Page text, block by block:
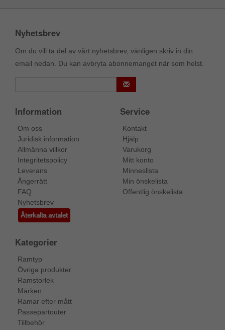
Nyhetsbrev
Om du vill ta del av vårt nyhetsbrev, vänligen skriv in din
email nedan. Du kan avbryta abonnemanget när som helst.
Information
Om oss
Juridisk information
Allmänna villkor
Integritetspolicy
Leverans
Ångerrätt
FAQ
Nyhetsbrev
Återkalla avtalet
Service
Kontakt
Hjälp
Varukorg
Mitt konto
Minneslista
Min önskelista
Offentlig önskelista
Kategorier
Ramtyp
Övriga produkter
Ramstorlek
Märken
Ramar efter mått
Passepartouter
Tillbehör